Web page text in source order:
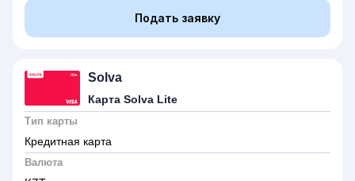
Подать заявку
Solva
Карта Solva Lite
Тип карты
Кредитная карта
Валюта